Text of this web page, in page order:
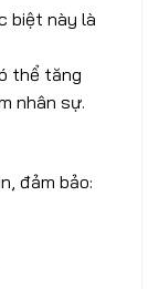
biệt này là
thể tăng
nhân sự.
đảm bảo: